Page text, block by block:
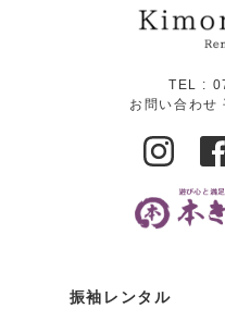
TEL :
お問い合わ
振袖レンタル